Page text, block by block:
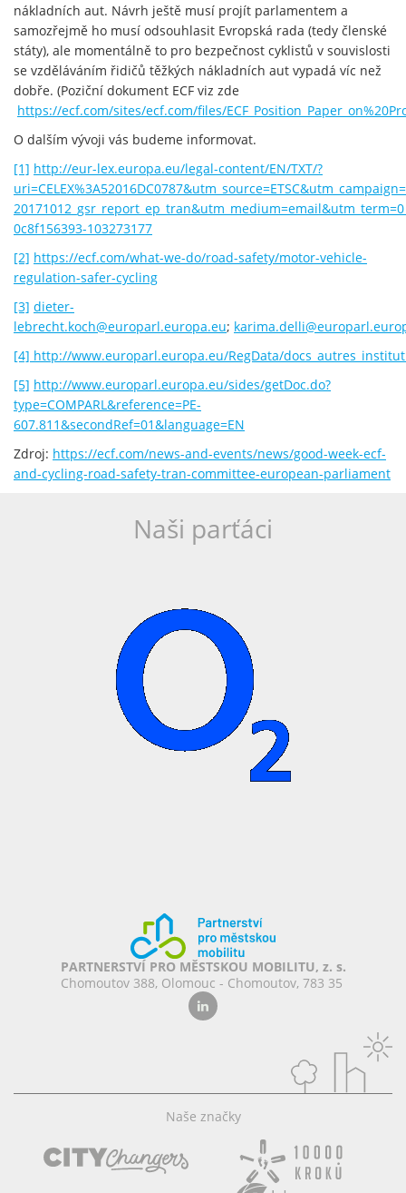
nákladních aut. Návrh ještě musí projít parlamentem a
samozřejmě ho musí odsouhlasit Evropská rada (tedy členské
státy), ale momentálně to pro bezpečnost cyklistů v souvislosti
se vzděláváním řidičů těžkých nákladních aut vypadá víc než
dobře. (Poziční dokument ECF viz zde
https://ecf.com/sites/ecf.com/files/
O dalším vývoji vás budeme informovat.
[1] http://eur-lex.europa.eu/legal-content/EN/TXT/?
0c8f156393-103273177
[2] https://ecf.com/what-we-do/road-safety/motor-vehicle-
regulation-safer-cycling
[3] dieter-
lebrecht.koch@europarl.europa.eu;
[4] http://www.europarl.europa.eu/RegData/
[5] http://www.europarl.europa.eu/sides/getDoc.do?
type=COMPARL&reference=PE-
607.811&secondRef=01&language=EN
Zdroj: https://ecf.com/news-and-events/news/good-week-ecf-
and-cycling-road-safety-tran-committee-european-parliament
Naši parťáci
PARTNERSTVÍ PRO MĚSTSKOU MOBILITU, z. s.
Chomoutov 388, Olomouc - Chomoutov, 783 35
Naše značky